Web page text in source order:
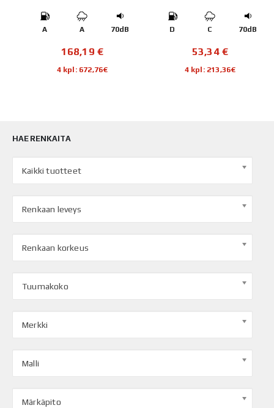
A A 70dB
168,19€
4 kpl: 672,76€
D C 70dB
53,34 €
4 kpl: 213,36€
HAE RENKAITA
Kaikki tuotteet
Renkaan leveys
Renkaan korkeus
Tuumakoko
Merkki
Malli
Märkäpito